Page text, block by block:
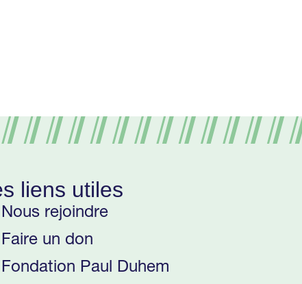
liens utiles
Nous rejoindre
Faire un don
Fondation Paul Duhem